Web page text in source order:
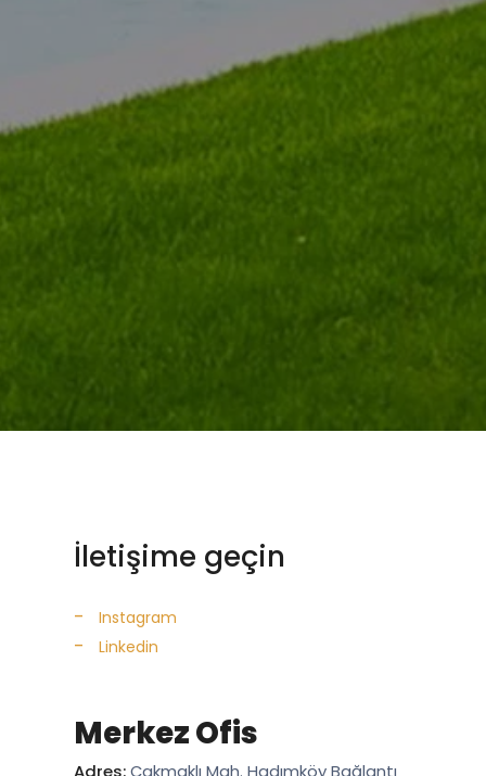
İletişime geçin
Instagram
Linkedin
Merkez Ofis
Adres:Çakmaklı Mah. Hadımköy Bağlantı